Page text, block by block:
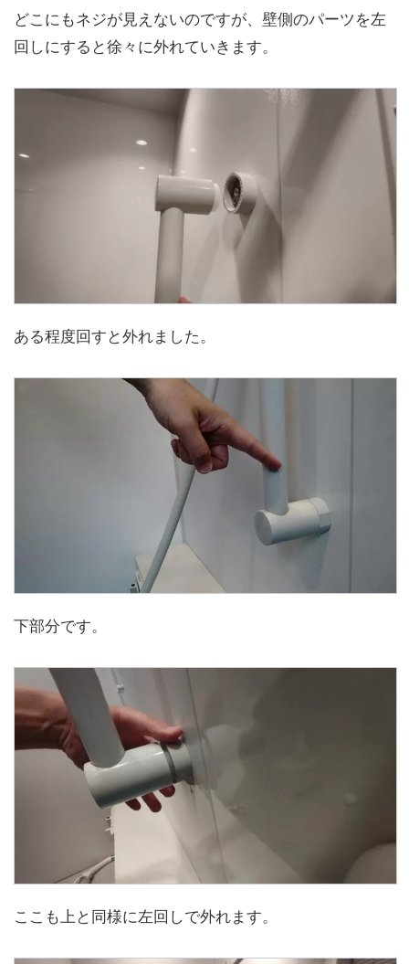
どこにもネジが見えないのですが、壁側のパーツを左
回しにすると徐々に外れていきます。
ある程度回すと外れました。
下部分です。
ここも上と同様に左回しで外れます。